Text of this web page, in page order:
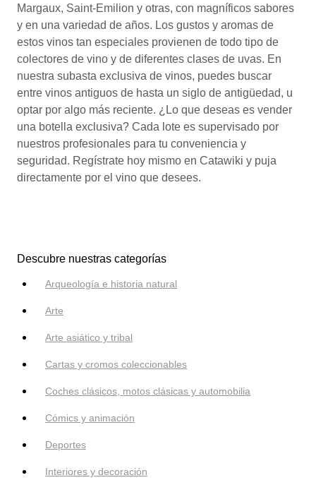
Margaux, Saint-Emilion y otras, con magníficos sabores
y en una variedad de años. Los gustos y aromas de
estos vinos tan especiales provienen de todo tipo de
colectores de vino y de diferentes clases de uvas. En
nuestra subasta exclusiva de vinos, puedes buscar
entre vinos antiguos de hasta un siglo de antigüedad, u
optar por algo más reciente. ¿Lo que deseas es vender
una botella exclusiva? Cada lote es supervisado por
nuestros profesionales para tu conveniencia y
seguridad. Regístrate hoy mismo en Catawiki y puja
directamente por el vino que desees.
Descubre nuestras categorías
Arqueología e historia natural
Arte
Arte asiático y tribal
Cartas y cromos coleccionables
Coches clásicos, motos clásicas y automobilia
Cómics y animación
Deportes
Interiores y decoración